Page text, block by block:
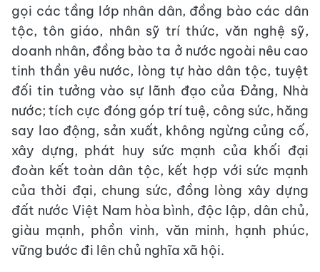
gọi các tầng lớp nhân dân, đồng bào các dân
tộc, tôn giáo, nhân sỹ trí thức, văn nghệ sỹ,
doanh nhân, đồng bào ta ở nước ngoài nêu cao
tinh thần yêu nước, lòng tự hào dân tộc, tuyệt
đối tin tưởng vào sự lãnh đạo của Đảng, Nhà
nước; tích cực đóng góp trí tuệ, công sức, hăng
say lao động, sản xuất, không ngừng củng cố,
xây dựng, phát huy sức mạnh của khối đại
đoàn kết toàn dân tộc, kết hợp với sức mạnh
của thời đại, chung sức, đồng lòng xây dựng
đất nước Việt Nam hòa bình, độc lập, dân chủ,
giàu mạnh, phồn vinh, văn minh, hạnh phúc,
vững bước đi lên chủ nghĩa xã hội.